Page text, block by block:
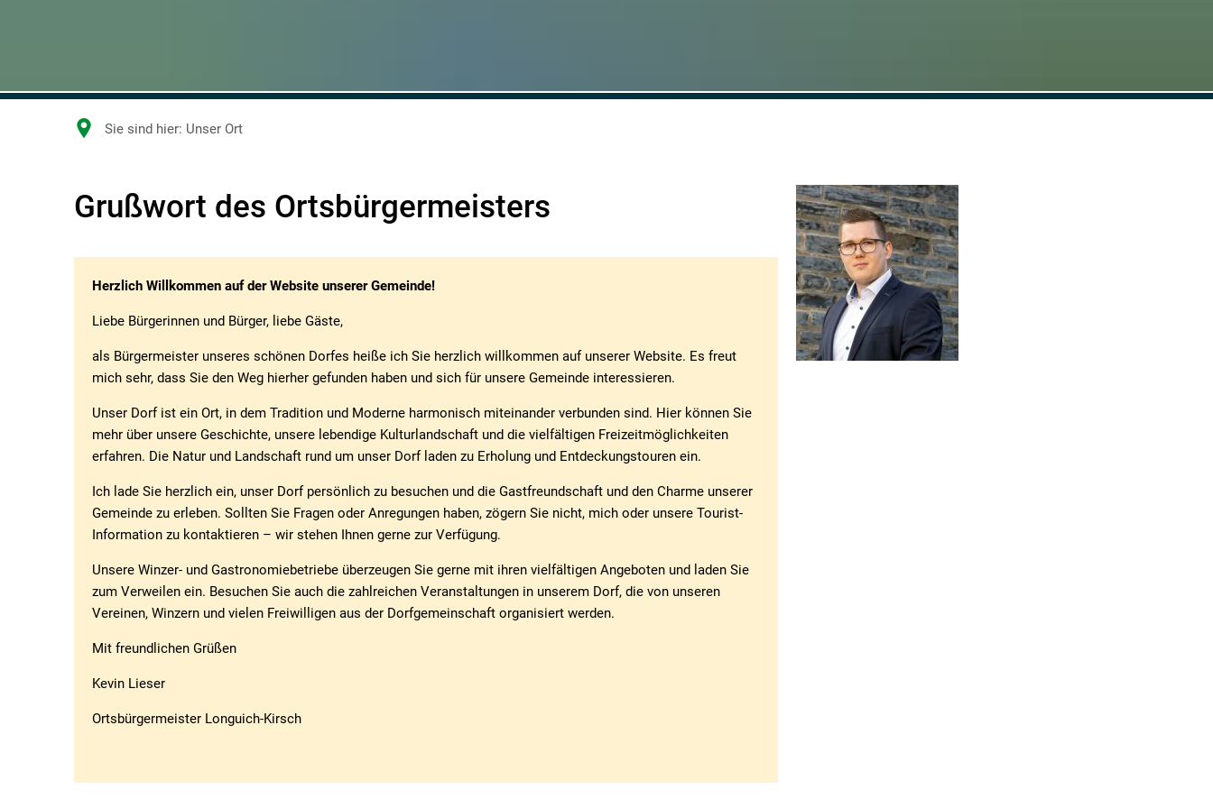
Sie sind hier: Unser Ort
UnserGrußwort des Ortsbürgermeisters
Herzlich Willkommen auf der Website unserer Gemeinde!
Liebe Bürgerinnen und Bürger, liebe Gäste,
als Bürgermeister unseres schönen Dorfes heiße ich Sie herzlich willkommen auf unserer Website. Es freut
mich sehr, dass Sie den Weg hierher gefunden haben und sich für unsere Gemeinde interessieren.
Unser Dorf ist ein Ort, in dem Tradition und Moderne harmonisch miteinander verbunden sind. Hier können Sie
mehr über unsere Geschichte, unsere lebendige Kulturlandschaft und die vielfältigen Freizeitmöglichkeiten
erfahren. Die Natur und Landschaft rund um unser Dorf laden zu Erholung und Entdeckungstouren ein.
Ich lade Sie herzlich ein, unser Dorf persönlich zu besuchen und die Gastfreundschaft und den Charme unserer
Gemeinde zu erleben. Sollten Sie Fragen oder Anregungen haben, zögern Sie nicht, mich oder unsere Tourist-
Information zu kontaktieren – wir stehen Ihnen gerne zur Verfügung.
Unsere Winzer- und Gastronomiebetriebe überzeugen Sie gerne mit ihren vielfältigen Angeboten und laden Sie
zum Verweilen ein. Besuchen Sie auch die zahlreichen Veranstaltungen in unserem Dorf, die von unseren
Vereinen, Winzern und vielen Freiwilligen aus der Dorfgemeinschaft organisiert werden.
Mit freundlichen Grüßen
Kevin Lieser
Ortsbürgermeister Longuich-Kirsch